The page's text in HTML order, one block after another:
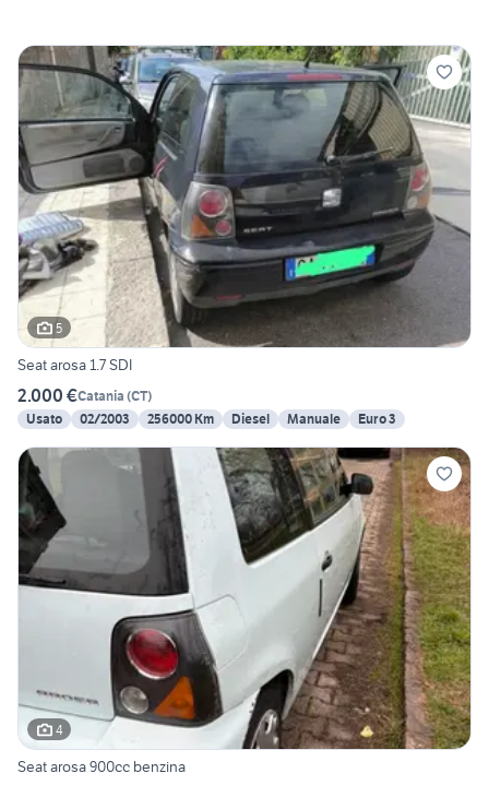
5
Seat arosa 1.7 SDI
2.000 €Catania (CT)
Usato
02/2003 256000 Km Diesel Manuale Euro 3
4
Seat arosa 900cc benzina